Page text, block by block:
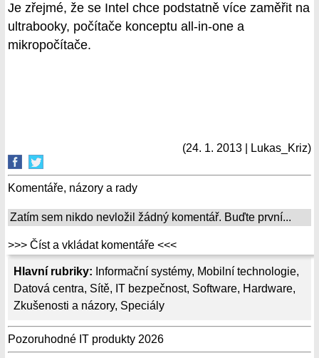
Hlavní rubriky: Informační systémy, Mobilní technologie,
Datová centra, Sítě, IT bezpečnost, Software, Hardware,
Zkušenosti a názory, Speciály
Pozoruhodné IT produkty 2026
Je zřejmé, že se Intel chce podstatně více zaměřit na
ultrabooky, počítače konceptu all-in-one a
mikropočítače.
(24. 1. 2013 | Lukas_Kriz)
Komentáře, názory a rady
Zatím sem nikdo nevložil žádný komentář. Buďte první...
>>> Číst a vkládat komentáře <<<